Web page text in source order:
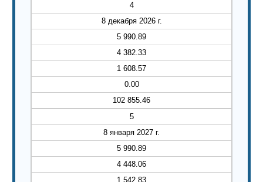
4
8 декабря 2026 г.
5 990.89
4 382.33
1 608.57
0.00
102 855.46
5
8 января 2027 г.
5 990.89
4 448.06
1 542.83